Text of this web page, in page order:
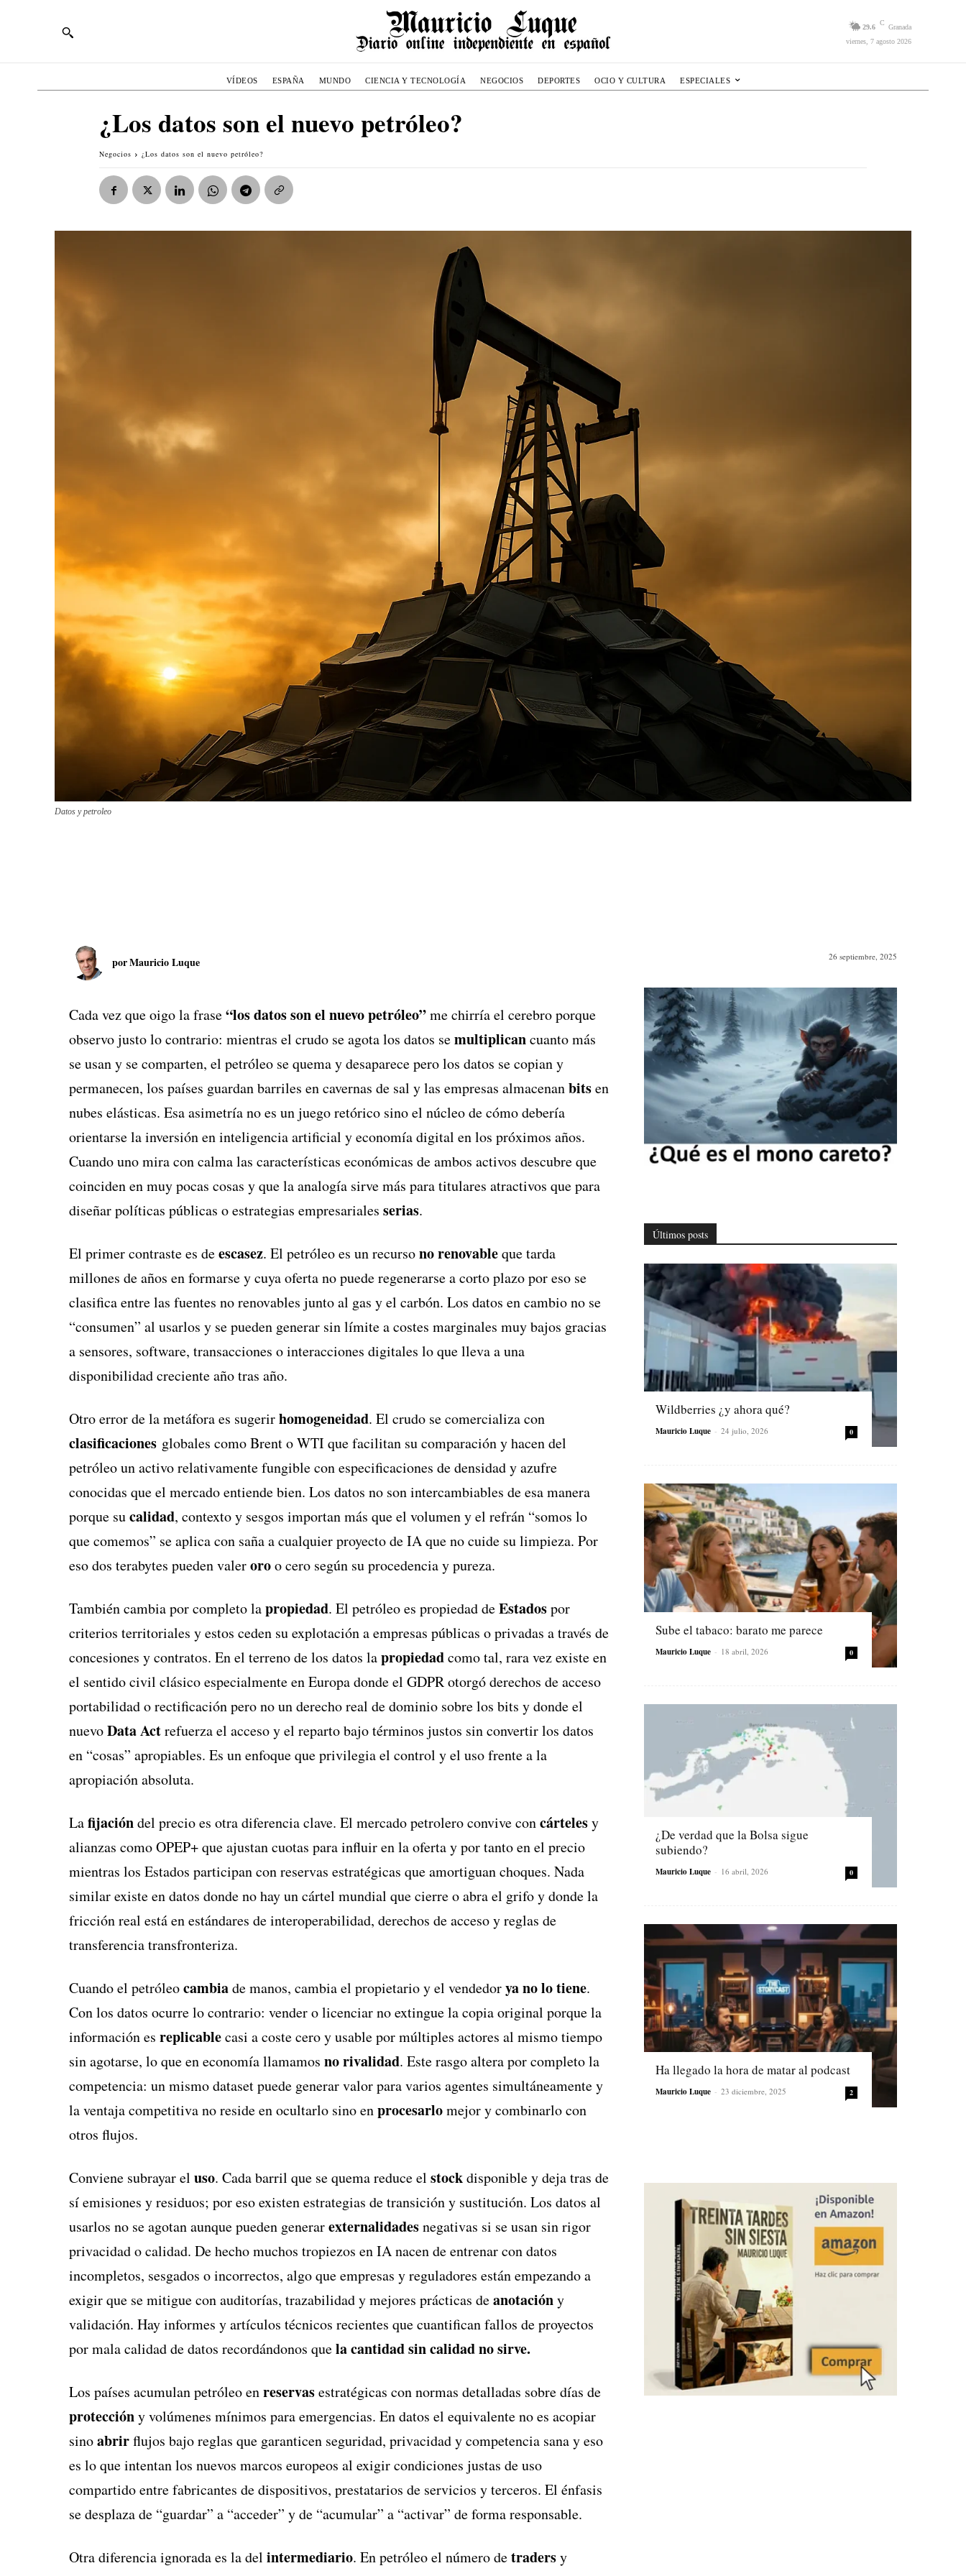
29.6
C
Granada
viernes, 7 agosto 2026
VÍDEOS ESPAÑA MUNDO CIENCIA Y TECNOLOGÍA NEGOCIOS DEPORTES OCIO Y CULTURA ESPECIALES
¿Los datos son el nuevo petróleo?
Negocios ¿Los datos son el nuevo petróleo?
Datos y petroleo
porMauricio Luque 26 septiembre, 2025
Cada vez que oigo la frase“los datos son el nuevo petróleo”me chirría el cerebro porque
observo justo lo contrario: mientras el crudo se agota los datos semultiplicancuanto más
se usan y se comparten, el petróleo se quema y desaparece pero los datos se copian y
permanecen, los países guardan barriles en cavernas de sal y las empresas almacenanbitsen
nubes elásticas. Esa asimetría no es un juego retórico sino el núcleo de cómo debería
orientarse la inversión en inteligencia artificial y economía digital en los próximos años.
Cuando uno mira con calma las características económicas de ambos activos descubre que
coinciden en muy pocas cosas y que la analogía sirve más para titulares atractivos que para
diseñar políticas públicas o estrategias empresariales serias.
El primer contraste es deescasez. El petróleo es un recursono renovableque tarda
millones de años en formarse y cuya oferta no puede regenerarse a corto plazo por eso se
clasifica entre las fuentes no renovables junto al gas y el carbón. Los datos en cambio no se
“consumen” al usarlos y se pueden generar sin límite a costes marginales muy bajos gracias
a sensores, software, transacciones o interacciones digitales lo que lleva a una
disponibilidad creciente año tras año.
Otro error de la metáfora es sugerirhomogeneidad. El crudo se comercializa con
clasificaciones globales como Brent o WTI que facilitan su comparación y hacen del
petróleo un activo relativamente fungible con especificaciones de densidad y azufre
conocidas que el mercado entiende bien. Los datos no son intercambiables de esa manera
porque sucalidad, contexto y sesgos importan más que el volumen y el refrán “somos lo
que comemos” se aplica con saña a cualquier proyecto de IA que no cuide su limpieza. Por
eso dos terabytes pueden valeroroo cero según su procedencia y pureza.
También cambia por completo lapropiedad. El petróleo es propiedad deEstadospor
criterios territoriales y estos ceden su explotación a empresas públicas o privadas a través de
concesiones y contratos. En el terreno de los datos lapropiedadcomo tal, rara vez existe en
el sentido civil clásico especialmente en Europa donde el GDPR otorgó derechos de acceso
portabilidad o rectificación pero no un derecho real de dominio sobre los bits y donde el
nuevoData Actrefuerza el acceso y el reparto bajo términos justos sin convertir los datos
en “cosas” apropiables. Es un enfoque que privilegia el control y el uso frente a la
apropiación absoluta.
Lafijacióndel precio es otra diferencia clave. El mercado petrolero convive concártelesy
alianzas como OPEP+ que ajustan cuotas para influir en la oferta y por tanto en el precio
mientras los Estados participan con reservas estratégicas que amortiguan choques. Nada
similar existe en datos donde no hay un cártel mundial que cierre o abra el grifo y donde la
fricción real está en estándares de interoperabilidad, derechos de acceso y reglas de
transferencia transfronteriza.
Cuando el petróleocambiade manos, cambia el propietario y el vendedorya no lo tiene.
Con los datos ocurre lo contrario: vender o licenciar no extingue la copia original porque la
información es replicablecasi a coste cero y usable por múltiples actores al mismo tiempo
sin agotarse, lo que en economía llamamos no rivalidad. Este rasgo altera por completo la
competencia: un mismo dataset puede generar valor para varios agentes simultáneamente y
la ventaja competitiva no reside en ocultarlo sino enprocesarlomejor y combinarlo con
otros flujos.
Conviene subrayar el uso. Cada barril que se quema reduce el stockdisponible y deja tras de
sí emisiones y residuos; por eso existen estrategias de transición y sustitución. Los datos al
usarlos no se agotan aunque pueden generarexternalidadesnegativas si se usan sin rigor
privacidad o calidad. De hecho muchos tropiezos en IA nacen de entrenar con datos
incompletos, sesgados o incorrectos, algo que empresas y reguladores están empezando a
exigir que se mitigue con auditorías, trazabilidad y mejores prácticas deanotacióny
validación. Hay informes y artículos técnicos recientes que cuantifican fallos de proyectos
por mala calidad de datos recordándonos quela cantidad sin calidad no sirve.
Los países acumulan petróleo enreservasestratégicas con normas detalladas sobre días de
proteccióny volúmenes mínimos para emergencias. En datos el equivalente no es acopiar
sinoabrirflujos bajo reglas que garanticen seguridad, privacidad y competencia sana y eso
es lo que intentan los nuevos marcos europeos al exigir condiciones justas de uso
compartido entre fabricantes de dispositivos, prestatarios de servicios y terceros. El énfasis
se desplaza de “guardar” a “acceder” y de “acumular” a “activar” de forma responsable.
Otra diferencia ignorada es la del intermediario. En petróleo el número detradersy
Últimos posts
Wildberries ¿y ahora qué?
Mauricio Luque - 24 julio, 2026 0
Sube el tabaco: barato me parece
Mauricio Luque - 18 abril, 2026 0
¿De verdad que la Bolsa sigue
subiendo?
Mauricio Luque - 16 abril, 2026 0
Ha llegado la hora de matar al podcast
Mauricio Luque - 23 diciembre, 2025 2